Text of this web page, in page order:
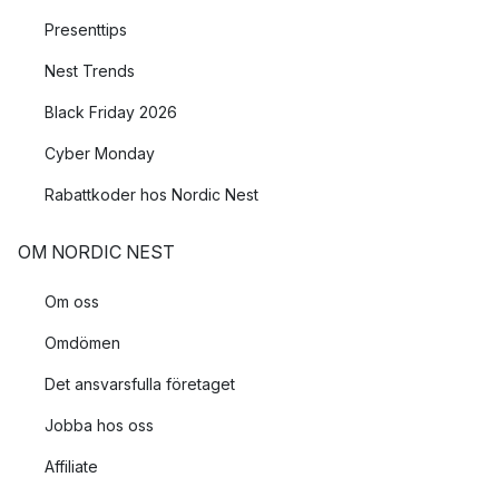
Presenttips
Nest Trends
Black Friday 2026
Cyber Monday
Rabattkoder hos Nordic Nest
OM NORDIC NEST
Om oss
Omdömen
Det ansvarsfulla företaget
Jobba hos oss
Affiliate